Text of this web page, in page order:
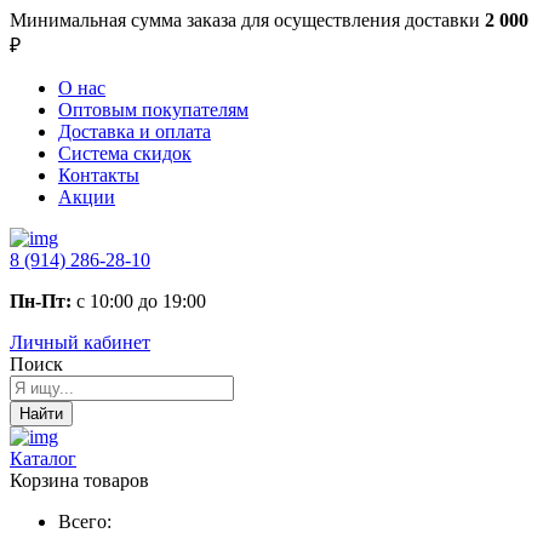
Минимальная сумма заказа для осуществления доставки 2 000
₽
О нас
Оптовым покупателям
Доставка и оплата
Система скидок
Контакты
Акции
8 (914) 286-28-10
Пн-Пт: с 10:00 до 19:00
Личный кабинет
Поиск
Найти
Каталог
Корзина товаров
Всего: